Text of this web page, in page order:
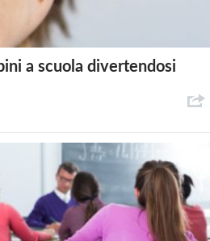
a scuola divertendosi